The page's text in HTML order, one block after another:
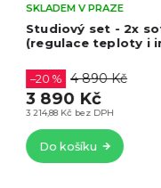
2x 90cm softbox
(RGB režim navíc)
SKLADEM V PRAZE
4 078,51 Kč bez DPH
–26 % 6 690 Kč
4 935 Kč
Do košíku